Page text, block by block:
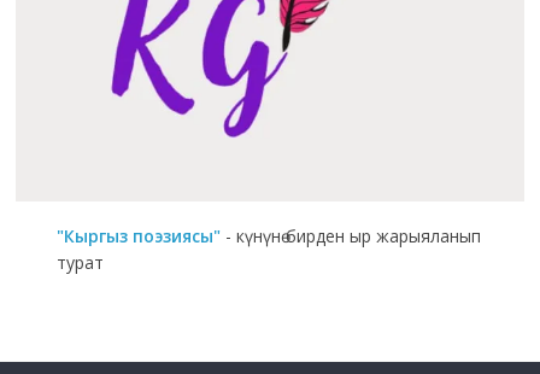
"Кыргыз поэзиясы" - күнүнө бирден ыр жарыяланып
турат